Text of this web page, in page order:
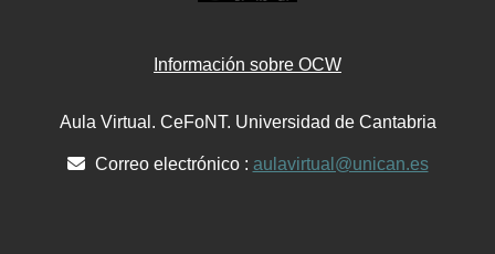
Información sobre OCW
Aula Virtual. CeFoNT. Universidad de Cantabria
Correo electrónico : aulavirtual@unican.es